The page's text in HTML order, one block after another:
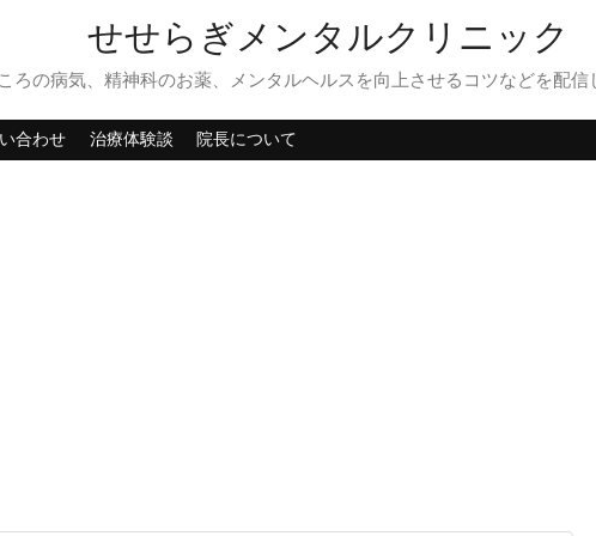
せせらぎメンタルクリニック
ろの病気、精神科のお薬、メンタルヘルスを向上させるコツなどを配信
合わせ 治療体験談 院長について